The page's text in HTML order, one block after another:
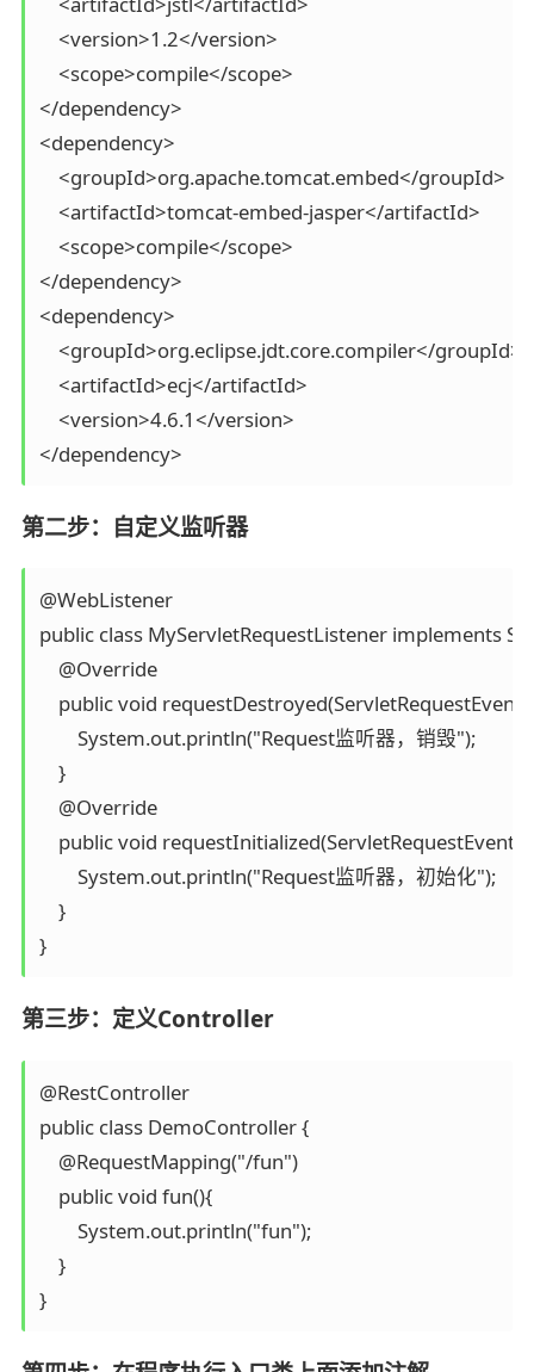
    <version>1.2</version>
    <scope>compile</scope>
</dependency>
<dependency>
    <groupId>org.apache.tomcat.embed</groupId>
    <artifactId>tomcat-embed-jasper</artifactId>
    <scope>compile</scope>
</dependency>
<dependency>
    <groupId>org.eclipse.jdt.core.compiler</groupId>
    <artifactId>ecj</artifactId>
    <version>4.6.1</version>
</dependency>
第二步：自定义监听器
@WebListener
public class MyServletRequestListener implements
    @Override
public void requestDestroyed(ServletRequestEvent
        System.out.println("Request监听器，销毁");
    }
    @Override
public void requestInitialized(ServletRequestEvent
        System.out.println("Request监听器，初始化");
    }
}
第三步：定义Controller
@RestController
public class DemoController {
    @RequestMapping("/fun")
    public void fun(){
        System.out.println("fun");
    }
}